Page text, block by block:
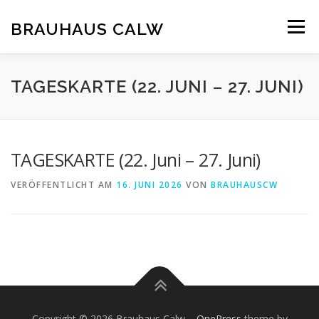
springen
BRAUHAUS CALW Menü
TAGESKARTE (22. JUNI – 27. JUNI)
TAGESKARTE (22. Juni – 27. Juni)
VERÖFFENTLICHT AM 16. JUNI 2026 VON BRAUHAUSCW